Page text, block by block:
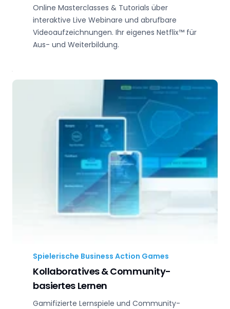
Online Masterclasses & Tutorials über
interaktive Live Webinare und abrufbare
Videoaufzeichnungen. Ihr eigenes Netflix™ für
Aus- und Weiterbildung.
Spielerische Business Action Games
Kollaboratives & Community-
basiertes Lernen
Gamifizierte Lernspiele und Community-